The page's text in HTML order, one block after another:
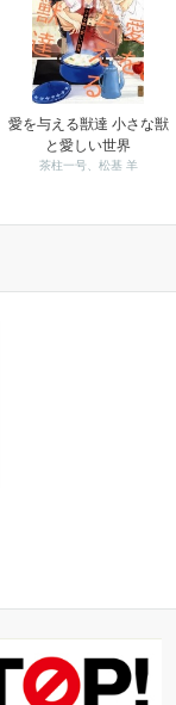
愛を与える獣達 小さな獣
と愛しい世界
茶柱一号、松基 羊